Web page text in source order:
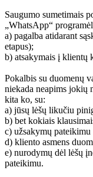
Saugumo sumetimais
„WhatsApp“
a) pagalba atidarant
etapus);
b) atsakymais į klientų
Pokalbis su duomenų
niekada neapims jokių
kita ko, su:
a) jūsų lėšų likučiu
b) bet kokiais
c) užsakymų
d) kliento asmens
e) nurodymų dėl lėšų
pateikimu.